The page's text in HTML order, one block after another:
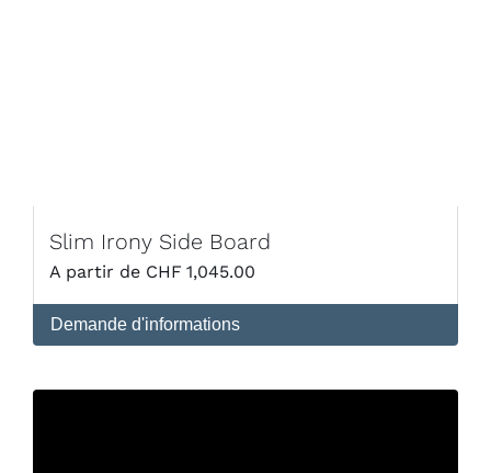
Slim Irony Side Board
CHF 1,045.00
Demande d'informations